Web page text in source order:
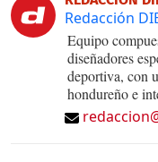
Redacción
Equipo
diseñadores
deportiva, con
hondureño e